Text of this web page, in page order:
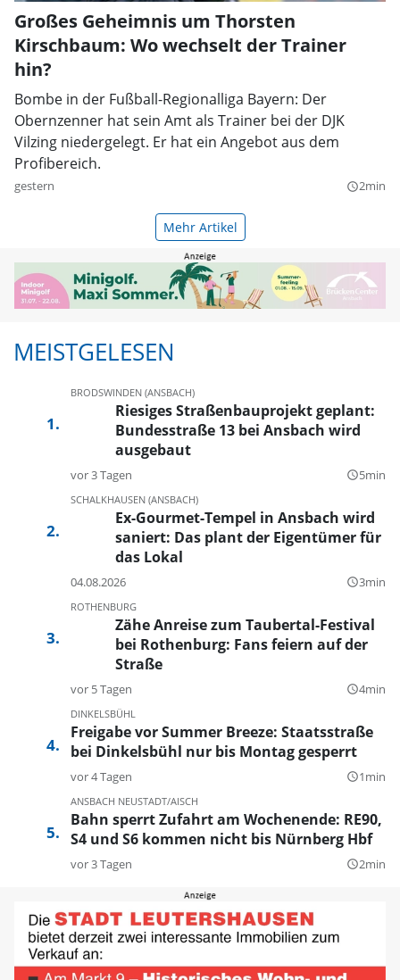
Großes Geheimnis um Thorsten
Kirschbaum: Wo wechselt der Trainer
hin?
Bombe in der Fußball-Regionalliga Bayern: Der
Obernzenner hat sein Amt als Trainer bei der DJK
Vilzing niedergelegt. Er hat ein Angebot aus dem
Profibereich.
gestern query_builder2min
Mehr Artikel
MEISTGELESEN
BRODSWINDEN (ANSBACH)
Riesiges Straßenbauprojekt geplant:
Bundesstraße 13 bei Ansbach wird
ausgebaut
vor 3 Tagen query_builder5min
SCHALKHAUSEN (ANSBACH)
Ex-Gourmet-Tempel in Ansbach wird
saniert: Das plant der Eigentümer für
das Lokal
04.08.2026 query_builder3min
ROTHENBURG
Zähe Anreise zum Taubertal-Festival
bei Rothenburg: Fans feiern auf der
Straße
vor 5 Tagen query_builder4min
DINKELSBÜHL
Freigabe vor Summer Breeze: Staatsstraße
bei Dinkelsbühl nur bis Montag gesperrt
vor 4 Tagen query_builder1min
ANSBACH NEUSTADT/AISCH
Bahn sperrt Zufahrt am Wochenende: RE90,
S4 und S6 kommen nicht bis Nürnberg Hbf
vor 3 Tagen query_builder2min